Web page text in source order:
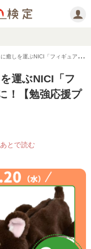
フィギュアポーチ」を3名様に！【勉強応援プレゼント2026】
運ぶNICI「フ
！【勉強応援プ
とで読む